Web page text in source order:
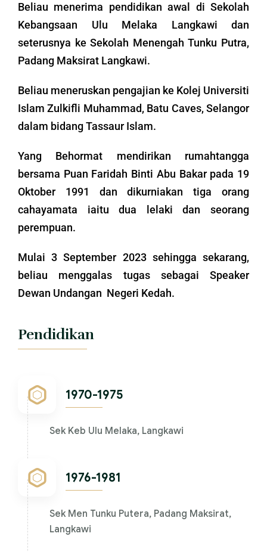
Beliau menerima pendidikan awal di Sekolah
Kebangsaan Ulu Melaka Langkawi dan
seterusnya ke Sekolah Menengah Tunku Putra,
Padang Maksirat Langkawi.
Beliau meneruskan pengajian ke Kolej Universiti
Islam Zulkifli Muhammad, Batu Caves, Selangor
dalam bidang Tassaur Islam.
Yang Behormat mendirikan rumahtangga
bersama Puan Faridah Binti Abu Bakar pada 19
Oktober 1991 dan dikurniakan tiga orang
cahayamata iaitu dua lelaki dan seorang
perempuan.
Mulai 3 September 2023 sehingga sekarang,
beliau menggalas tugas sebagai Speaker
Dewan Undangan Negeri Kedah.
Pendidikan
1970-1975
Sek Keb Ulu Melaka, Langkawi
1976-1981
Sek Men Tunku Putera, Padang Maksirat,
Langkawi